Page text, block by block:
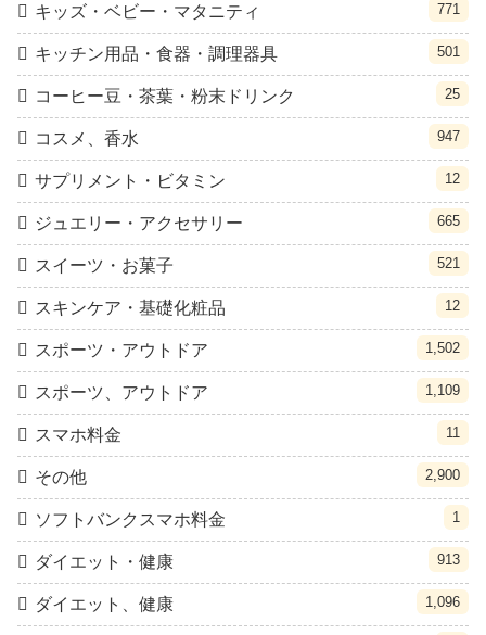
キッズ・ベビー・マタニティ 771
キッチン用品・食器・調理器具 501
コーヒー豆・茶葉・粉末ドリンク 25
コスメ、香水 947
サプリメント・ビタミン 12
ジュエリー・アクセサリー 665
スイーツ・お菓子 521
スキンケア・基礎化粧品 12
スポーツ・アウトドア 1,502
スポーツ、アウトドア 1,109
スマホ料金 11
その他 2,900
ソフトバンクスマホ料金 1
ダイエット・健康 913
ダイエット、健康 1,096